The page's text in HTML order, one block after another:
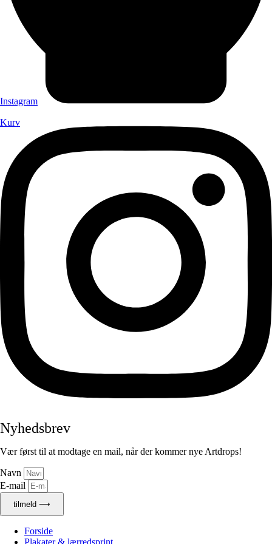
Kurv
Instagram
Nyhedsbrev
Vær først til at modtage en mail, når der kommer nye Artdrops!
Navn
E-mail
tilmeld ⟶
Forside
Plakater & lærredsprint